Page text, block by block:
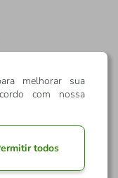
melhorar sua
com nossa
todos